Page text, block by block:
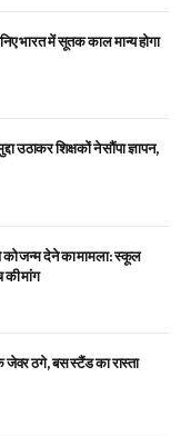
भारत में सूतक काल मान्य होगा
उठाकर शिक्षकों ने सौंपा ज्ञापन,
को जन्म देने का मामला: स्कूल
मांग
जेवर ठगे, बस स्टैंड का रास्ता